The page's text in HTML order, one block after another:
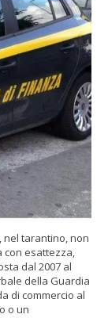
nel tarantino, non
con esattezza,
dal 2007 al
della Guardia
di commercio al
o un